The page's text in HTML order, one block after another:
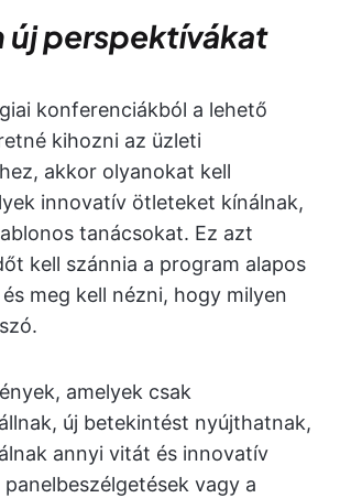
új perspektívákat
konferenciákból a lehető
kihozni az üzleti
akkor olyanokat kell
innovatív ötleteket kínálnak,
tanácsokat. Ez azt
kell szánnia a program alapos
meg kell nézni, hogy milyen
amelyek csak
új betekintést nyújthatnak,
annyi vitát és innovatív
vagy a